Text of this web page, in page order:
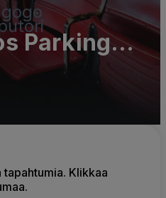
Parking
Klikkaa